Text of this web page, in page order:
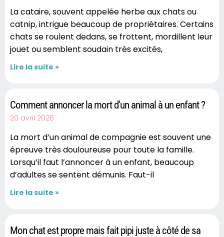
La cataire, souvent appelée herbe aux chats ou
catnip, intrigue beaucoup de propriétaires. Certains
chats se roulent dedans, se frottent, mordillent leur
jouet ou semblent soudain très excités,
Lire la suite »
Comment annoncer la mort d’un animal à un enfant ?
20 avril 2026
La mort d’un animal de compagnie est souvent une
épreuve très douloureuse pour toute la famille.
Lorsqu’il faut l’annoncer à un enfant, beaucoup
d’adultes se sentent démunis. Faut-il
Lire la suite »
Mon chat est propre mais fait pipi juste à côté de sa